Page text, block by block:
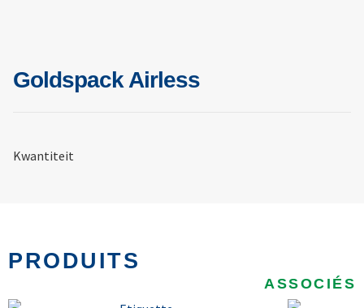
Goldspack Airless
Kwantiteit
PRODUITS
ASSOCIÉS